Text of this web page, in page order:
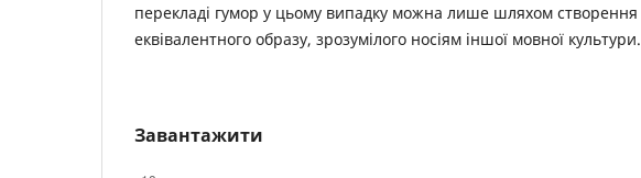
перекладі гумор у цьому випадку можна лише шляхом створення
еквівалентного образу, зрозумілого носіям іншої мовної культури.
Завантажити